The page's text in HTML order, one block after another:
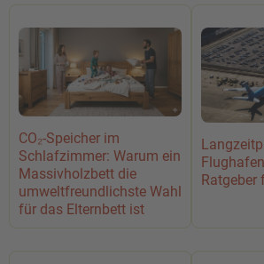
CO₂-Speicher im
Schlafzimmer: Warum ein
Massivholzbett die
umweltfreundlichste Wahl
für das Elternbett ist
Ratgeber